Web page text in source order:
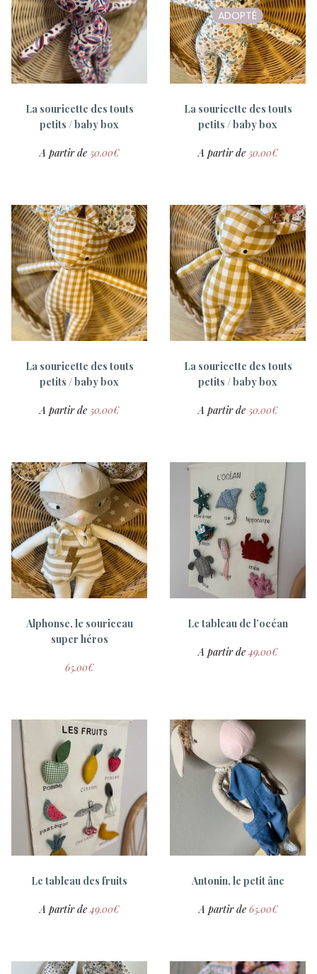
La souricette des touts
petits / baby box
A partir de 50.00€
ADOPTÉ
La souricette des touts
petits / baby box
A partir de 50.00€
La souricette des touts
petits / baby box
A partir de 50.00€
La souricette des touts
petits / baby box
A partir de 50.00€
Alphonse, le souriceau
super héros
65.00€
Le tableau de l’océan
A partir de49.00€
Le tableau des fruits
A partir de49.00€
Antonin, le petit âne
A partir de 65.00€
Lulu , poupon et vêtements
A partir de8.00
Alix , poupon et vêtements
A partir de8.00€
Agathe , poupon et
vêtements
A partir de8.00€
Sac à doudou personnalisé
15.00€
Gilet tricoté main pour
Lapinous et lapinettes
15.00 €
Gilet tricoté main pour
Lapinous et lapinettes
15.00€